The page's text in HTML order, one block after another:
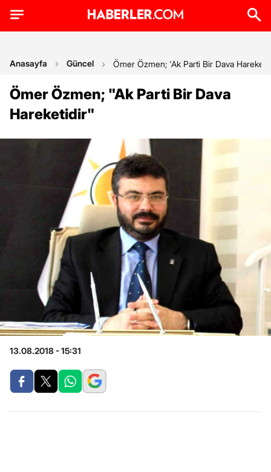
Anasayfa Güncel Ömer Özmen; 'Ak Parti Bir Dava
Ömer Özmen; "Ak Parti Bir Dava
Hareketidir"
13.08.2018 - 15:31